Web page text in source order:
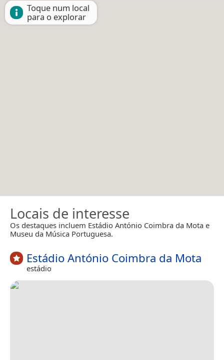
Toque num local
para o explorar
Locais de interesse
Os destaques incluem Estádio António Coimbra da Mota e
Museu da Música Portuguesa.
Estádio António Coimbra da Mota
estádio